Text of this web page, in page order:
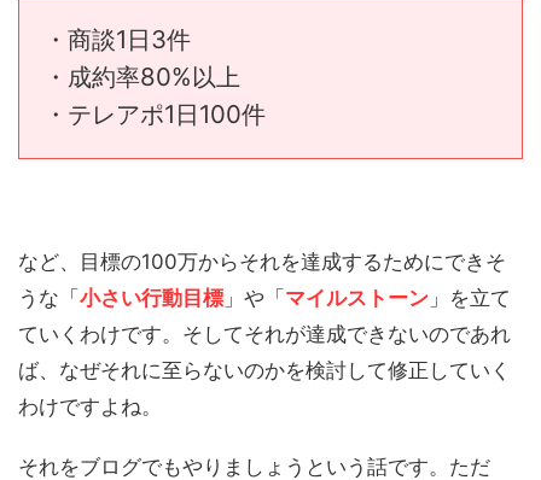
・商談1日3件
・成約率80%以上
・テレアポ1日100件
など、目標の100万からそれを達成するためにできそ
うな「小さい行動目標 」や「マイルストーン 」を立て
ていくわけです。そしてそれが達成できないのであれ
ば、なぜそれに至らないのかを検討して修正していく
わけですよね。
それをブログでもやりましょうという話です。ただ